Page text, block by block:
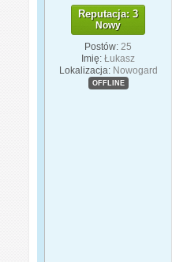
Reputacja: 3
Nowy
Postów: 25
Imię: Łukasz
Lokalizacja: Nowogard
OFFLINE